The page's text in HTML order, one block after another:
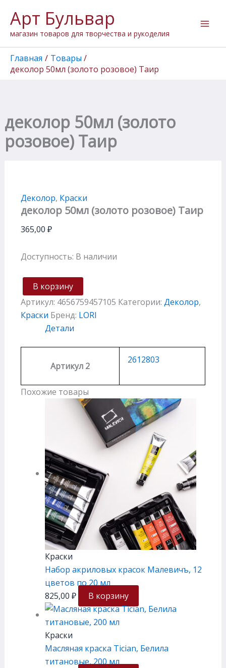
содержимому
Арт Бульвар
магазин товаров для творчества и рукоделия
Главная
Товары
деколор 50мл (золото розовое) Таир
деколор 50мл (золото
розовое) Таир
Деколор, Краски
деколор 50мл (золото розовое) Таир
365,00 ₽
Доступность: В наличии
товара
деколор
50мл
(золото
розовое)
В корзину
Артикул: 4656759457105 Категории: Деколор,
Краски Бренд: LORI
Детали
Артикул 2
2612803
Похожие товары
Краски
Набор акриловых красок Малевичъ, 12
цветов по 20 мл
825,00 ₽ В корзину
Краски
Масляная краска Tician, Белила
титановые, 200 мл